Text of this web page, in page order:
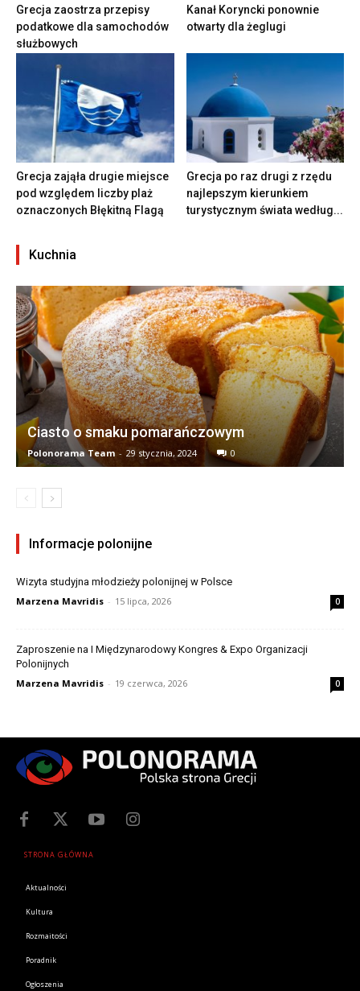
Grecja zaostrza przepisy
podatkowe dla samochodów
służbowych
Kanał Koryncki ponownie
otwarty dla żeglugi
Grecja zająła drugie miejsce
pod względem liczby plaż
oznaczonych Błękitną Flagą
Grecja po raz drugi z rzędu
najlepszym kierunkiem
turystycznym świata według...
Kuchnia
Ciasto o smaku pomarańczowym
Polonorama Team - 29 stycznia, 2024 0
Informacje polonijne
Wizyta studyjna młodzieży polonijnej w Polsce
Marzena Mavridis - 15 lipca, 2026 0
Zaproszenie na I Międzynarodowy Kongres & Expo Organizacji
Polonijnych
Marzena Mavridis - 19 czerwca, 2026 0
STRONA GŁÓWNA
Aktualności
Kultura
Rozmaitości
Poradnik
Ogłoszenia